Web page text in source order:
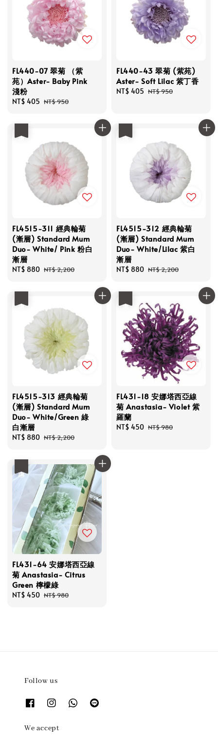
FL440-07 翠菊 （紫
苑）Aster- Baby Pink
淺粉
Sale
NT$ 405 Regular
NT$ 950
FL440-43 翠菊 (紫苑)
Aster- Soft Lilac 紫丁香
Sale
NT$ 405 Regular
NT$ 950
FL4515-311 經典輪菊
(漸層) Standard Mum
Duo- White/ Pink 粉白
漸層
Sale
NT$ 880 Regular
NT$ 2,200
FL4515-312 經典輪菊
(漸層) Standard Mum
Duo- White/Lilac 紫白
漸層
Sale
NT$ 880 Regular
NT$ 2,200
FL4515-313 經典輪菊
(漸層) Standard Mum
Duo- White/Green 綠
白漸層
Sale
NT$ 880 Regular
NT$ 2,200
FL431-18 安娜塔西亞線
菊 Anastasia- Violet 紫
羅蘭
Sale
NT$ 450 Regular
NT$ 980
FL431-64 安娜塔西亞線
菊 Anastasia- Citrus
Green 檸檬綠
Sale
NT$ 450 Regular
NT$ 980
Follow us
We accept